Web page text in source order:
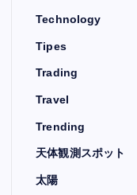
Technology
Tipes
Trading
Travel
Trending
天体観測スポット
太陽